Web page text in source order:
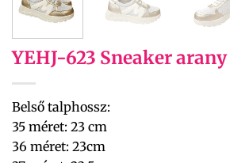
YEHJ-623 Sneaker arany
Belső talphossz:
35 méret: 23 cm
36 méret: 23cm